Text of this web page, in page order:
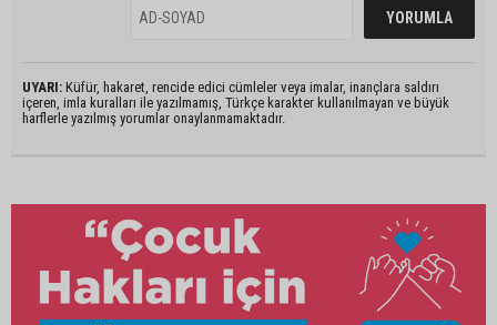
UYARI: Küfür, hakaret, rencide edici cümleler veya imalar, inançlara saldırı
içeren, imla kuralları ile yazılmamış, Türkçe karakter kullanılmayan ve büyük
harflerle yazılmış yorumlar onaylanmamaktadır.